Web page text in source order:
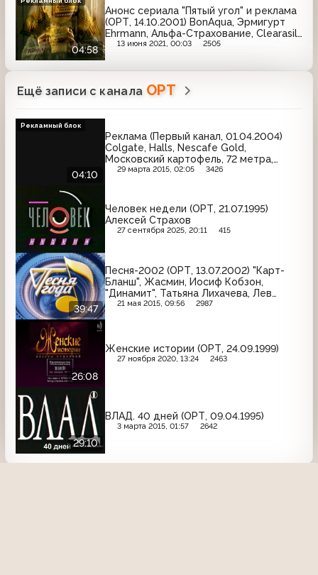
04:58
Анонс сериала "Пятый угол" и реклама
(ОРТ, 14.10.2001) BonAqua, Эрмигурт
Ehrmann, Альфа-Страхование, Clearasil,
Gee Jay, Bounty, Reach, L'Oreal, Coldrex,
13 июня 2021, 00:03 2505
Ещё записи с канала ОРТ
04:10
Реклама (Первый канал, 01.04.2004)
Colgate, Halls, Nescafe Gold,
Московский картофель, 72 метра,
МегаФон, Nestle, Tropicana
29 марта 2015, 02:05 3426
Рекламный блок
Человек недели (ОРТ, 21.07.1995)
Алексей Страхов
27 сентября 2025, 20:11 415
39:47
Песня-2002 (ОРТ, 13.07.2002) "Карт-
Бланш", Жасмин, Иосиф Кобзон,
"Динамит", Татьяна Лихачева, Лев
Лещенко, Диана Гурцкая, "Любэ"
21 мая 2015, 09:56 2987
26:08
Женские истории (ОРТ, 24.09.1999)
27 ноября 2020, 13:24 2463
29:10
ВЛАД. 40 дней (ОРТ, 09.04.1995)
3 марта 2015, 01:57 2642